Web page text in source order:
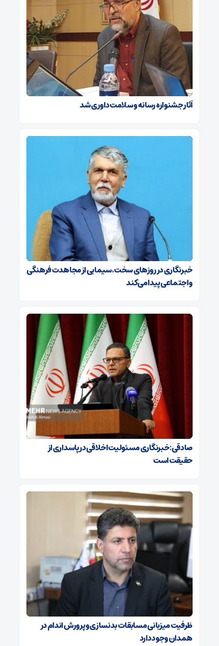
آثار جشنواره رسانه و سلامت داوری شد
خبرنگاری در روزهای سخت، سیمایی از مجاهدت فرهنگی
و اجتماعی پیدا می‌کند
صادقی: خبرنگاری مسئولیت اخلاقی در پاسداری از
حقیقت است
ظرفیت میزبانی مسابقات بدنسازی و پرورش اندام در
همدان وجود دارد